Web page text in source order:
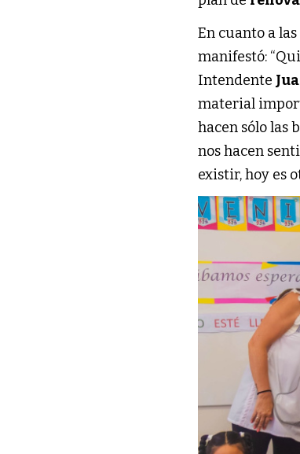
En cuanto a
manifestó:
Intendente
material
hacen sólo las
nos hacen
existir, hoy es